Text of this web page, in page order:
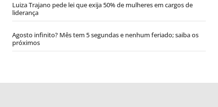
Luiza Trajano pede lei que exija 50% de mulheres em cargos de
liderança
Agosto infinito? Mês tem 5 segundas e nenhum feriado; saiba os
próximos